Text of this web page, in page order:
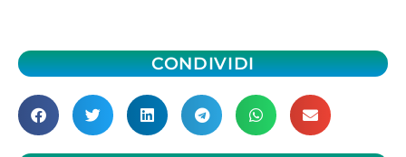
CONDIVIDI